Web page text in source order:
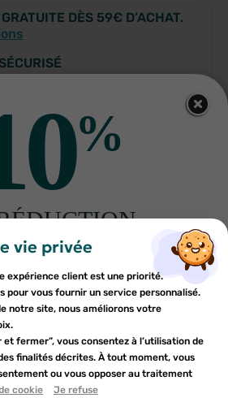
DÈS 59€ D’ACHAT.
×
liste
×
×
pour ajouter des produits à votre
vie privée
expérience client est une priorité.
pour vous fournir un service personnalisé.
notre site, nous améliorons votre
et fermer”, vous consentez à l’utilisation de
finalités décrites. À tout moment, vous
ou vous opposer au traitement
cookie Je refuse
%
commande
à notre newsletter et profitez
sur votre première commande*
formulaire, j'accepte que les
soient utilisées dans le cadre de